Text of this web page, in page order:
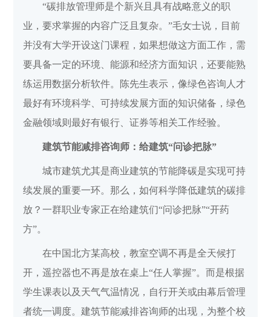
“碳排放管理师是个新兴且具有战略意义的职
业，要求掌握的内容广泛且复杂。”毛女士说，目前
并没有大学开设这门课程，如果想做这方面工作，需
要具备一定的环境、能源和经济方面知识，还要能熟
练运用数据分析软件。陈先生表示，像绿色咨询人才
最好有环境科学、可持续发展方面的知识储备，绿色
金融领域则最好有银行、证券等相关工作经验。
建筑节能减排咨询师：给建筑“问诊把脉”
城市建筑尤其是商业建筑的节能降碳是实现可持
续发展的重要一环。那么，如何科学降低建筑的碳排
放？一群职业专家正在给建筑们“问诊把脉”“开药
方”。
在中国北方某高校，教室空调不再是全天候打
开，遥控器也不再是放在桌上“任人掌握”。而是根据
学生课表以及天气气温情况，自行开关或由幕后管理
者统一调度。建筑节能减排咨询师的出现，为整个校